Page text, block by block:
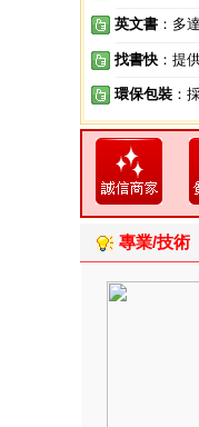
英文書 ：多
找書快 ：提
環保包裝 ：
專業/技術